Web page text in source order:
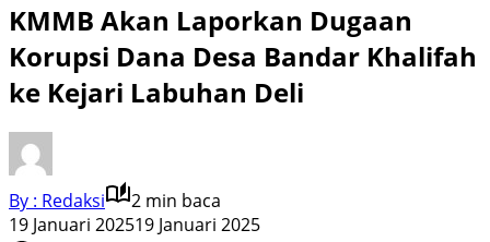
KMMB Akan Laporkan Dugaan
Korupsi Dana Desa Bandar Khalifah
ke Kejari Labuhan Deli
By : Redaksi
2 min baca
19 Januari 202519 Januari 2025